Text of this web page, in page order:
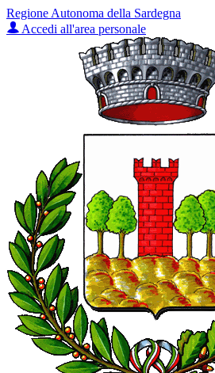
Regione Autonoma della Sardegna
Accedi all'area personale